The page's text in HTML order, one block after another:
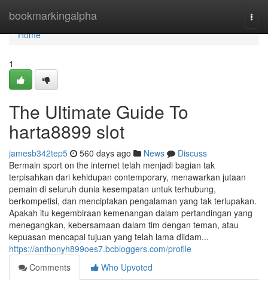
bookmarkingalpha
Home
Home
1
The Ultimate Guide To
harta8899 slot
jamesb342tep5 560 days ago News
Discuss
Bermain sport on the internet telah menjadi bagian tak
terpisahkan dari kehidupan contemporary, menawarkan jutaan
pemain di seluruh dunia kesempatan untuk terhubung,
berkompetisi, dan menciptakan pengalaman yang tak terlupakan.
Apakah itu kegembiraan kemenangan dalam pertandingan yang
menegangkan, kebersamaan dalam tim dengan teman, atau
kepuasan mencapai tujuan yang telah lama diidam...
https://anthonyh899oes7.bcbloggers.com/profile
Comments
Who Upvoted